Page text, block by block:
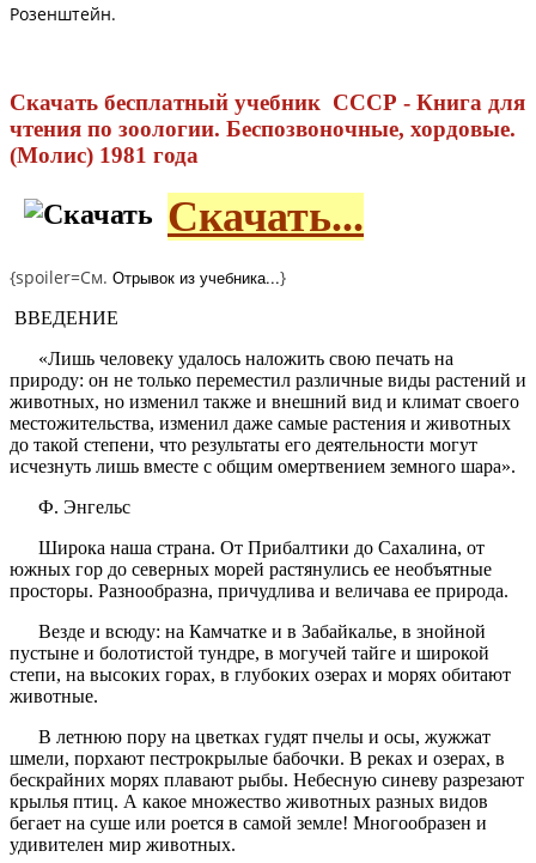
Розенштейн.
Скачать бесплатный учебник СССР - Книга для
чтения по зоологии. Беспозвоночные, хордовые.
(Молис) 1981 года
Скачать...
{spoiler=См. Отрывок из учебника...}
ВВЕДЕНИЕ
«Лишь человеку удалось наложить свою печать на
природу: он не только переместил различные виды растений и
животных, но изменил также и внешний вид и климат своего
местожительства, изменил даже самые растения и животных
до такой степени, что результаты его деятельности могут
исчезнуть лишь вместе с общим омертвением земного шара».
Ф. Энгельс
Широка наша страна. От Прибалтики до Сахалина, от
южных гор до северных морей растянулись ее необъятные
просторы. Разнообразна, причудлива и величава ее природа.
Везде и всюду: на Камчатке и в Забайкалье, в знойной
пустыне и болотистой тундре, в могучей тайге и широкой
степи, на высоких горах, в глубоких озерах и морях обитают
животные.
В летнюю пору на цветках гудят пчелы и осы, жужжат
шмели, порхают пестрокрылые бабочки. В реках и озерах, в
бескрайних морях плавают рыбы. Небесную синеву разрезают
крылья птиц. А какое множество животных разных видов
бегает на суше или роется в самой земле! Многообразен и
удивителен мир животных.